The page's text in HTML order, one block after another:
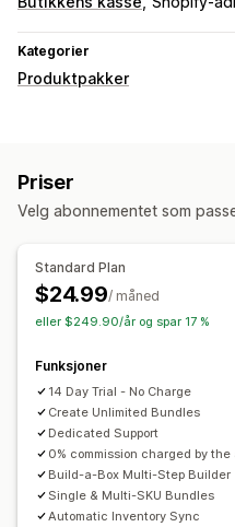
Kategorier
Produktpakker
Sett sammen en eske
Prøvepakker
Egendefinerte pakker
Priser du kan angi
Prosentbaserte rabatter
Masseprissetting Tilpasset
Priser
Velg abonnementet som
Standard Plan
$24.99/ måned
eller $249.90/år og spar 17 %
Funksjoner
14 Day Trial - No Charge
Create Unlimited Bundles
Dedicated Support
0% commission charged by the
Build-a-Box Multi-Step Builder
Single & Multi-SKU Bundles
Automatic Inventory Sync